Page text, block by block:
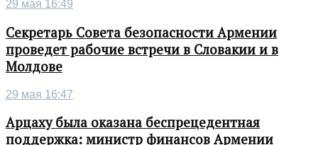
29 мая 16:49
Секретарь Совета безопасности Армении
проведет рабочие встречи в Словакии и в
Молдове
29 мая 16:47
Арцаху была оказана беспрецедентная
поддержка: министр финансов Армении